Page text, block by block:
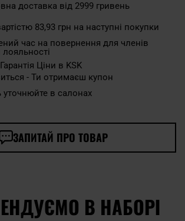
доставка від 2999 гривень
83,93 грн на наступні покупки
час на повернення для членів
Ціни в KSK
- Ти отримаєш купон
уточнюйте в салонах
ЗАПИТАЙ ПРО ТОВАР
В НАБОРІ